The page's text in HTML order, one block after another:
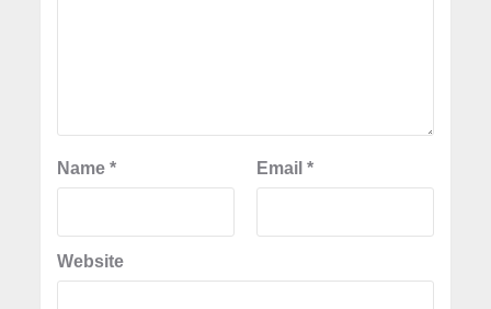
Name* Email *
Website